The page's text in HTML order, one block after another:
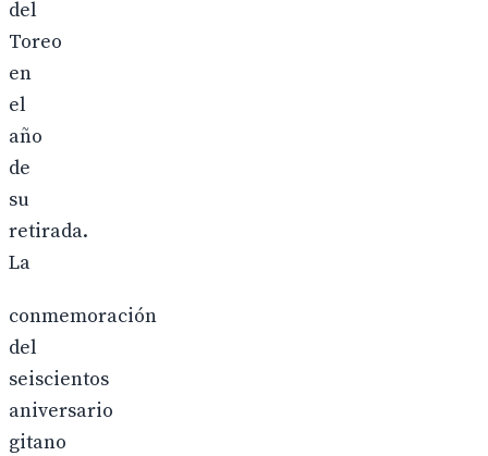
del
Toreo
en
el
año
de
su
retirada.
La
conmemoración
del
seiscientos
aniversario
gitano